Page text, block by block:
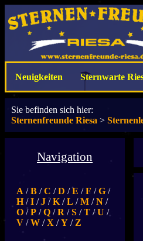
Neuigkeiten Sternwarte
Sie befinden sich hier:
Sternenfreunde Riesa >
Navigation
A /B /C /D /E /F /G /
H/I /J /K /L /M /N /
O /P /Q /R /S /T /U /
V /W /X /Y / Z